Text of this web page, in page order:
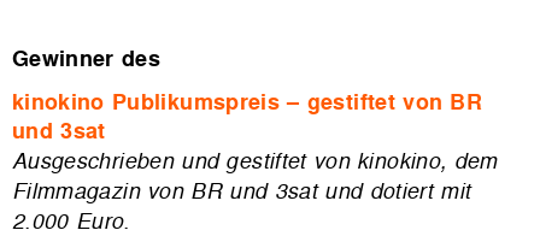
Gewinner des
kinokino Publikumspreis – gestiftet von BR
und 3sat
Ausgeschrieben und gestiftet von kinokino, dem
Filmmagazin von BR und 3sat und dotiert mit
2.000 Euro.